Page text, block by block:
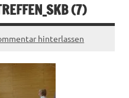
(7)
hinterlassen